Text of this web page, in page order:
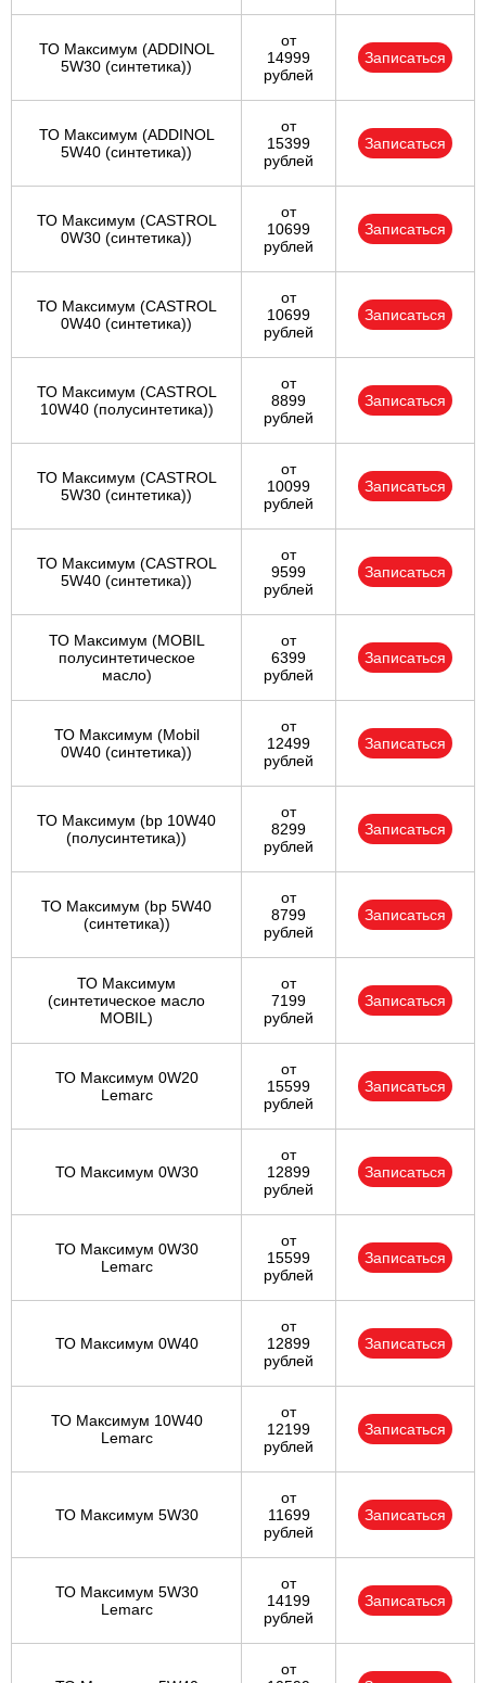
ТО Максимум (ADDINOL
5W30 (синтетика))
от
14999
рублей
Записаться
ТО Максимум (ADDINOL
5W40 (синтетика))
от
15399
рублей
Записаться
ТО Максимум (CASTROL
0W30 (синтетика))
от
10699
рублей
Записаться
ТО Максимум (CASTROL
0W40 (синтетика))
от
10699
рублей
Записаться
ТО Максимум (CASTROL
10W40 (полусинтетика))
от
8899
рублей
Записаться
ТО Максимум (CASTROL
5W30 (синтетика))
от
10099
рублей
Записаться
ТО Максимум (CASTROL
5W40 (синтетика))
от
9599
рублей
Записаться
ТО Максимум (MOBIL
полуcинтетическое
масло)
от
6399
рублей
Записаться
ТО Максимум (Mobil
0W40 (синтетика))
от
12499
рублей
Записаться
ТО Максимум (bp 10W40
(полусинтетика))
от
8299
рублей
Записаться
ТО Максимум (bp 5W40
(синтетика))
от
8799
рублей
Записаться
ТО Максимум
(cинтетическое масло
MOBIL)
от
7199
рублей
Записаться
ТО Максимум 0W20
Lemarc
от
15599
рублей
Записаться
ТО Максимум 0W30
от
12899
рублей
Записаться
ТО Максимум 0W30
Lemarc
от
15599
рублей
Записаться
ТО Максимум 0W40
от
12899
рублей
Записаться
ТО Максимум 10W40
Lemarc
от
12199
рублей
Записаться
ТО Максимум 5W30
от
11699
рублей
Записаться
ТО Максимум 5W30
Lemarc
от
14199
рублей
Записаться
от